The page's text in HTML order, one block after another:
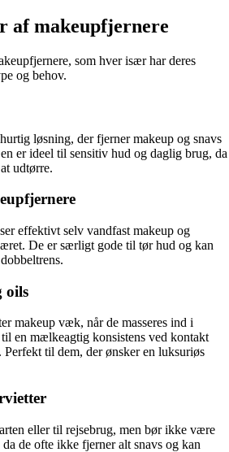
af makeupfjernere
som hver især har deres
og behov.
løsning, der fjerner makeup og snavs
er ideel til sensitiv hud og daglig brug, da
udtørre.
effektivt selv vandfast makeup og
De er særligt gode til tør hud og kan
oils
makeup væk, når de masseres ind i
en mælkeagtig konsistens ved kontakt
til dem, der ønsker en luksuriøs
eller til rejsebrug, men bør ikke være
de ofte ikke fjerner alt snavs og kan